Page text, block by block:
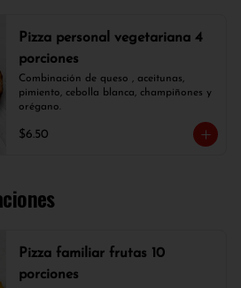
Pizza personal vegetariana 4
porciones
Combinación de queso , aceitunas,
pimiento, cebolla blanca, champiñones y
orégano.
$6.50
Pizza familiar frutas 10
porciones